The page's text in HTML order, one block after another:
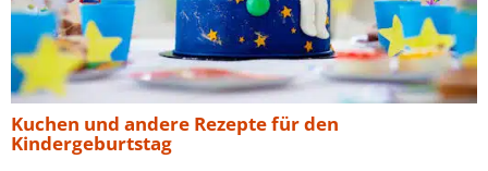
Kuchen und andere Rezepte für den
Kindergeburtstag